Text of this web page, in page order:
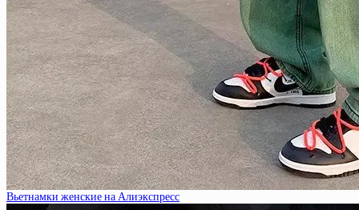
Вьетнамки женские на Алиэкспресс